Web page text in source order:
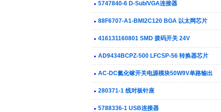
5747840-6 D-Sub/VGA连接器
88F6707-A1-BMI2C120 BGA 以太网芯片
416131160801 SMD 拨码开关 24V
AD9434BCPZ-500 LFCSP-56 转换器芯片
AC-DC氮化镓开关电源模块50W9V单路输出
280371-1 线对板针座
5788336-1 USB连接器